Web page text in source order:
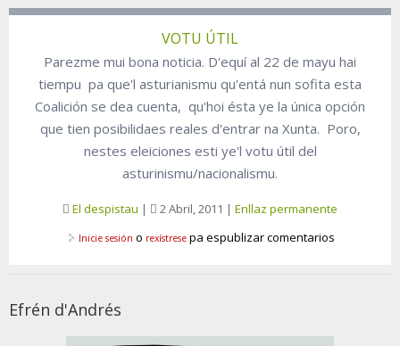
VOTU ÚTIL
Parezme mui bona noticia. D'equí al 22 de mayu hai
tiempu pa que'l asturianismu qu'entá nun sofita esta
Coalición se dea cuenta, qu'hoi ésta ye la única opción
que tien posibilidaes reales d'entrar na Xunta. Poro,
nestes eleiciones esti ye'l votu útil del
asturinismu/nacionalismu.
El despistau | 2 Abril, 2011 | Enllaz permanente
Inicie sesión o rexístrese pa espublizar comentarios
Efrén d'Andrés